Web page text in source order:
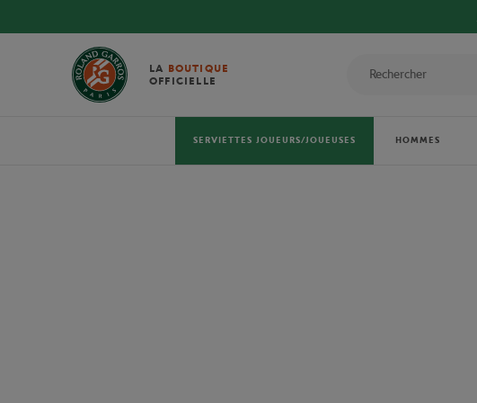
LA BOUTIQUE
OFFICIELLE
SERVIETTES JOUEURS/JOUEUSES HOMMES